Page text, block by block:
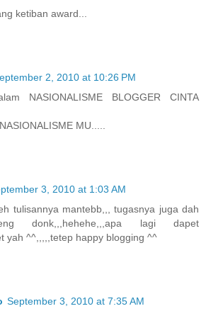
ketiban award...
2, 2010 at 10:26 PM
NASIONALISME BLOGGER CINTA
MU.....
3, 2010 at 1:03 AM
tulisannya mantebb,,, tugasnya juga dah
donk,,,hehehe,,,apa lagi dapet
yah ^^,,,,,tetep happy blogging ^^
September 3, 2010 at 7:35 AM